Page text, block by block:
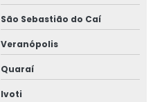
São Sebastião do Caí
Veranópolis
Quaraí
Ivoti